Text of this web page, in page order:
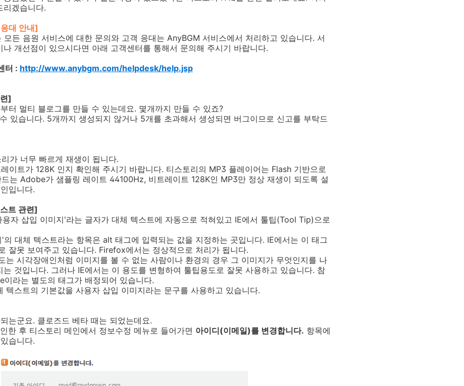
리겠습니다.
대 안내]
모든 음원 서비스에 대한 문의와 고객 응대는 AnyBGM 서비스에서 처리하고 있습니다. 서
나 개선점이 있으시다면 아래 고객센터를 통해서 문의해 주시기 바랍니다.
터 : http://www.anybgm.com/helpdesk/help.jsp
]
터 멀티 블로그를 만들 수 있는데요. 몇개까지 만들 수 있죠?
있습니다. 5개까지 생성되지 않거나 5개를 초과해서 생성되면 버그이므로 신고를 부탁드
가 너무 빠르게 재생이 됩니다.
이트가 128K 인지 확인해 주시기 바랍니다. 티스토리의 MP3 플레이어는 Flash 기반으로
는 Adobe가 샘플링 레이트 44100Hz, 비트레이트 128K인 MP3만 정상 재생이 되도록 설
입니다.
트 관련]
자 삽입 이미지'라는 글자가 대체 텍스트에 자동으로 적혀있고 IE에서 툴팁(Tool Tip)으로
대체 텍스트라는 항목은 alt 태그에 입력되는 값을 지정하는 곳입니다. IE에서는 이 태그
잘못 보여주고 있습니다. Firefox에서는 정상적으로 처리가 됩니다.
는 시각장애인처럼 이미지를 볼 수 없는 사람이나 환경의 경우 그 이미지가 무엇인지를 나
는 것입니다. 그러나 IE에서는 이 용도를 변형하여 툴팁용도로 잘못 사용하고 있습니다. 참
라는 별도의 태그가 배정되어 있습니다.
텍스트의 기본값을 사용자 삽입 이미지라는 문구를 사용하고 있습니다.
는군요. 클로즈드 베타 때는 되었는데요.
한 후 티스토리 메인에서 정보수정 메뉴로 들어가면 아이디(이메일)를 변경합니다. 항목에
습니다.